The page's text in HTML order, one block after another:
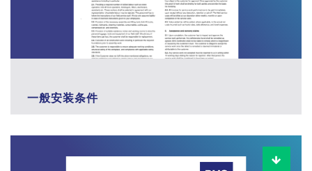
一般安装条件